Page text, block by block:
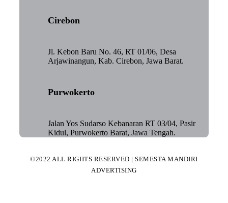
Cirebon
Jl. Kebon Baru No. 46, RT 01/06, Desa
Arjawinangun, Kab. Cirebon, Jawa Barat.
Purwokerto
Jalan Yos Sudarso Kebanaran RT 03/04, Pasir
Kidul, Purwokerto Barat, Jawa Tengah.
©2022 ALL RIGHTS RESERVED | SEMESTA MANDIRI
ADVERTISING